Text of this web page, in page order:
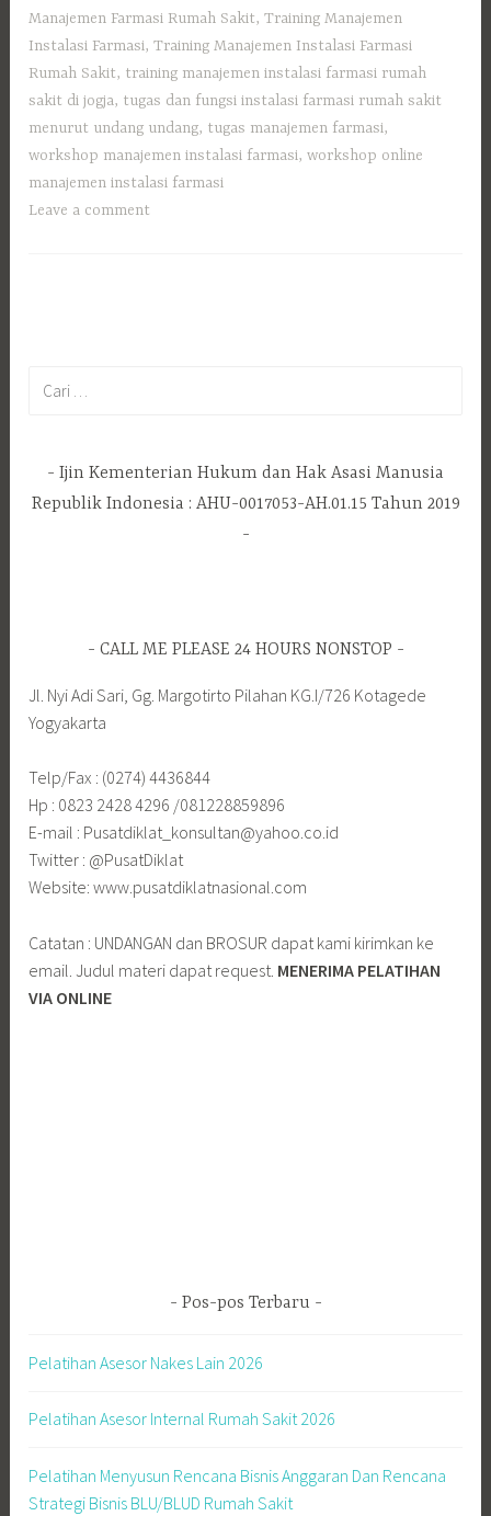
Manajemen Farmasi Rumah Sakit,Training Manajemen
Instalasi Farmasi,Training Manajemen Instalasi Farmasi
Rumah Sakit, training manajemen instalasi farmasi rumah
sakit di jogja, tugas dan fungsi instalasi farmasi rumah sakit
menurut undang undang, tugas manajemen farmasi,
workshop manajemen instalasi farmasi,workshop online
manajemen instalasi farmasi
Leave a comment
Ijin Kementerian Hukum dan Hak Asasi Manusia
Republik Indonesia : AHU-0017053-AH.01.15 Tahun 2019
CALL ME PLEASE 24 HOURS NONSTOP
Jl. Nyi Adi Sari, Gg. Margotirto Pilahan KG.I/726 Kotagede
Yogyakarta
Telp/Fax : (0274) 4436844
Hp : 0823 2428 4296 /081228859896
E-mail : Pusatdiklat_konsultan@yahoo.co.id
Twitter : @PusatDiklat
Website: www.pusatdiklatnasional.com
Catatan : UNDANGAN dan BROSUR dapat kami kirimkan ke
email. Judul materi dapat request. MENERIMA PELATIHAN
VIA ONLINE
Pos-pos Terbaru
Pelatihan Asesor Nakes Lain 2026
Pelatihan Asesor Internal Rumah Sakit 2026
Pelatihan Menyusun Rencana Bisnis Anggaran Dan Rencana
Strategi Bisnis BLU/BLUD Rumah Sakit